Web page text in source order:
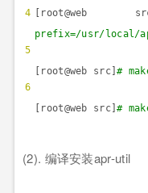
4
5
6
[root@web
prefix=/usr/local/
[root@web src]#
[root@web src]#
(2). 编译安装apr-util